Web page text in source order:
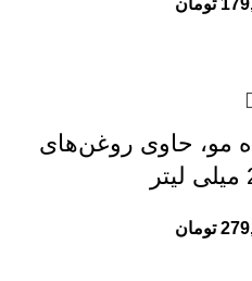
تومان
مو، حاوی روغن‌های
تومان